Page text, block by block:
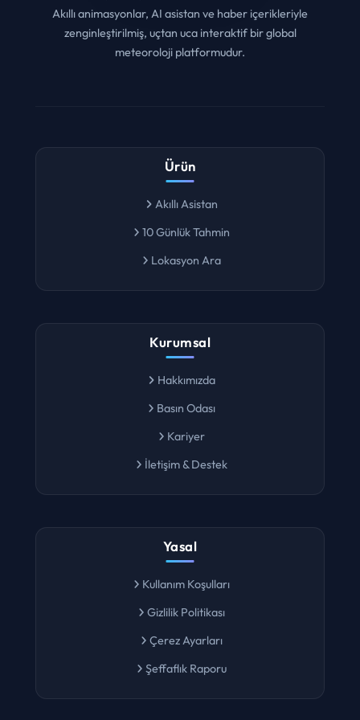
hava durumu, radar, deniz ve solar verilerini analiz eder.
Akıllı animasyonlar, AI asistan ve haber içerikleriyle
zenginleştirilmiş, uçtan uca interaktif bir global
Ürün
Kurumsal
Yasal